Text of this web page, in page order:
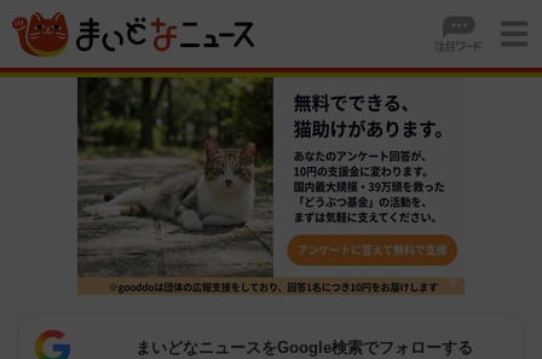
まいどなニュースをGoogle検索でフォローする